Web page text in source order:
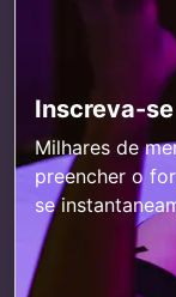
Inscreva-
Milhares de
preencher o
se